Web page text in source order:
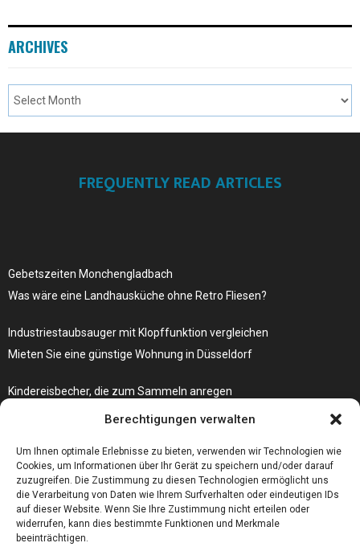
Berechtigungen verwalten
Um Ihnen optimale Erlebnisse zu bieten, verwenden wir Technologien wie
Cookies, um Informationen über Ihr Gerät zu speichern und/oder darauf
zuzugreifen. Die Zustimmung zu diesen Technologien ermöglicht uns
die Verarbeitung von Daten wie Ihrem Surfverhalten oder eindeutigen IDs
auf dieser Website. Wenn Sie Ihre Zustimmung nicht erteilen oder
widerrufen, kann dies bestimmte Funktionen und Merkmale
beeinträchtigen.
ARCHIVES
FREQUENTLY READ ARTICLES
Gebetszeiten Monchengladbach
Was wäre eine Landhausküche ohne Retro Fliesen?
Industriestaubsauger mit Klopffunktion vergleichen
Mieten Sie eine günstige Wohnung in Düsseldorf
Kindereisbecher, die zum Sammeln anregen
Was passiert, wenn Ihre Autoschlüssel-Fernbedienung nicht mehr